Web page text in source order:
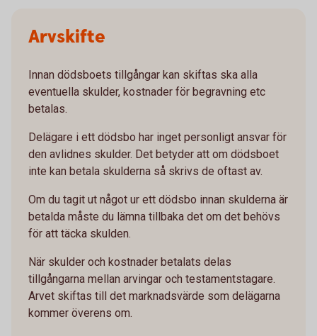
Arvskifte
Innan dödsboets tillgångar kan skiftas ska alla
eventuella skulder, kostnader för begravning etc
betalas.
Delägare i ett dödsbo har inget personligt ansvar för
den avlidnes skulder. Det betyder att om dödsboet
inte kan betala skulderna så skrivs de oftast av.
Om du tagit ut något ur ett dödsbo innan skulderna är
betalda måste du lämna tillbaka det om det behövs
för att täcka skulden.
När skulder och kostnader betalats delas
tillgångarna mellan arvingar och testamentstagare.
Arvet skiftas till det marknadsvärde som delägarna
kommer överens om.